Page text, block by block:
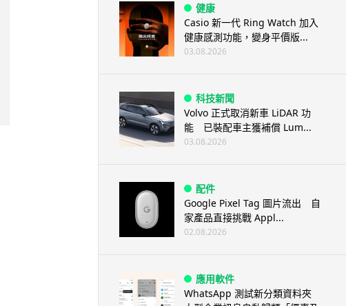
健康
Casio 新一代 Ring Watch 加入
健康感測功能，變身平價版...
03.08.2026
科技新聞
Volvo 正式取消新車 LiDAR 功
能 已裝配車主獲補償 Lum...
03.08.2026
配件
Google Pixel Tag 圖片流出 自
家產品直接挑戰 Appl...
02.08.2026
應用軟件
WhatsApp 測試新分類資料夾